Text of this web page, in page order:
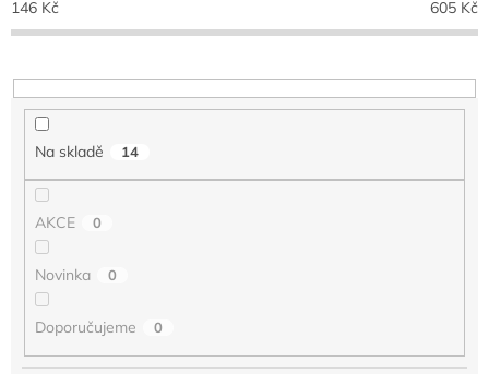
r
o
u
146 Kč 605 Kč
Na skladě 14
AKCE 0
Novinka 0
Doporučujeme 0